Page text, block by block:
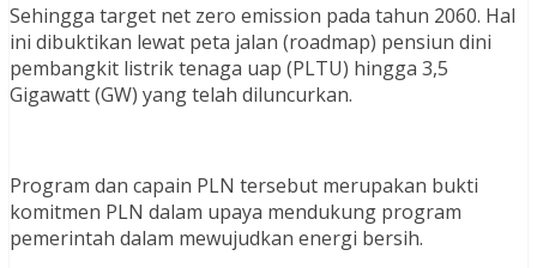
Sehingga target net zero emission pada tahun 2060. Hal
ini dibuktikan lewat peta jalan (roadmap) pensiun dini
pembangkit listrik tenaga uap (PLTU) hingga 3,5
Gigawatt (GW) yang telah diluncurkan.
Program dan capain PLN tersebut merupakan bukti
komitmen PLN dalam upaya mendukung program
pemerintah dalam mewujudkan energi bersih.